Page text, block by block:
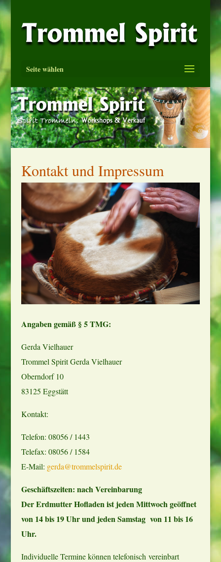
Seite wählen
Kontakt und Impressum
Angaben gemäß § 5 TMG:
Gerda Vielhauer
Trommel Spirit Gerda Vielhauer
Oberndorf 10
83125 Eggstätt
Kontakt:
Telefon: 08056 / 1443
Telefax: 08056 / 1584
E-Mail: gerda@trommelspirit.de
Geschäftszeiten: nach Vereinbarung
Der Erdmutter Hofladen ist jeden Mittwoch geöffnet
von 14 bis 19 Uhr und jeden Samstag von 11 bis 16
Uhr.
Individuelle Termine können telefonisch vereinbart